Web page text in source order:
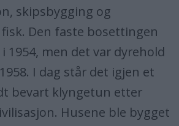
skipsbygging og
Den faste bosettingen
men det var dyrehold
I dag står det igjen et
bevart klyngetun etter
Husene ble bygget